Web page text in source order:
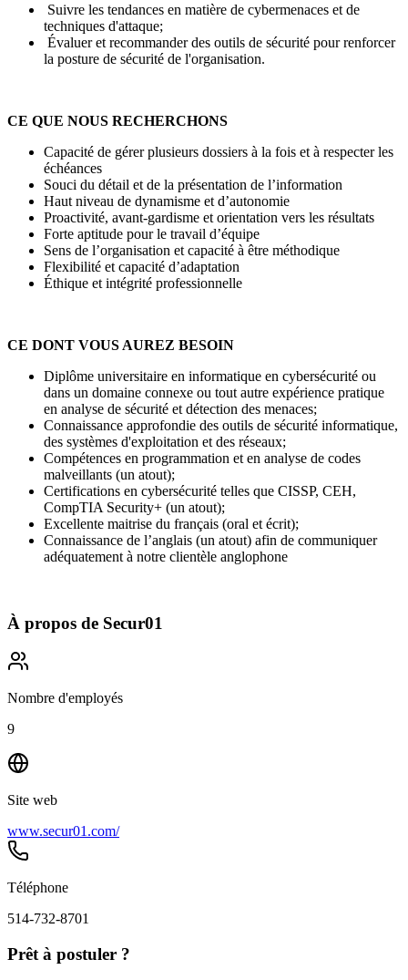
Suivre les tendances en matière de cybermenaces et de
techniques d'attaque;
Évaluer et recommander des outils de sécurité pour renforcer
la posture de sécurité de l'organisation.
CE QUE NOUS RECHERCHONS
Capacité de gérer plusieurs dossiers à la fois et à respecter les
échéances
Souci du détail et de la présentation de l’information
Haut niveau de dynamisme et d’autonomie
Proactivité, avant-gardisme et orientation vers les résultats
Forte aptitude pour le travail d’équipe
Sens de l’organisation et capacité à être méthodique
Flexibilité et capacité d’adaptation
Éthique et intégrité professionnelle
CE DONT VOUS AUREZ BESOIN
Diplôme universitaire en informatique en cybersécurité ou
dans un domaine connexe ou tout autre expérience pratique
en analyse de sécurité et détection des menaces;
Connaissance approfondie des outils de sécurité informatique,
des systèmes d'exploitation et des réseaux;
Compétences en programmation et en analyse de codes
malveillants (un atout);
Certifications en cybersécurité telles que CISSP, CEH,
CompTIA Security+ (un atout);
Excellente maitrise du français (oral et écrit);
Connaissance de l’anglais (un atout) afin de communiquer
adéquatement à notre clientèle anglophone
À propos de Secur01
Nombre d'employés
9
Site web
www.secur01.com/
Téléphone
514-732-8701
Prêt à postuler ?